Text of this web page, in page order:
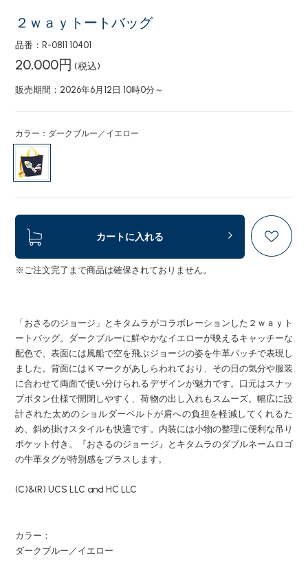
２ｗａｙトートバッグ
品番：R-0811 10401
20,000円 (税込)
販売期間：2026年6月12日 10時0分～
カラー：ダークブルー／イエロー
カートに入れる
※ご注文完了まで商品は確保されておりません。
「おさるのジョージ」とキタムラがコラボレーションした２ｗａｙト
ートバッグ。ダークブルーに鮮やかなイエローが映えるキャッチーな
配色で、表面には風船で空を飛ぶジョージの姿を牛革パッチで表現し
ました。背面にはＫマークがあしらわれており、その日の気分や服装
に合わせて両面で使い分けられるデザインが魅力です。口元はスナッ
プボタン仕様で開閉しやすく、荷物の出し入れもスムーズ。幅広に設
計された太めのショルダーベルトが肩への負担を軽減してくれるた
め、斜め掛けスタイルも快適です。内装には小物の整理に便利な吊り
ポケット付き。『おさるのジョージ』とキタムラのダブルネームロゴ
の牛革タグが特別感をプラスします。
(C)&(R) UCS LLC and HC LLC
カラー：
ダークブルー／イエロー